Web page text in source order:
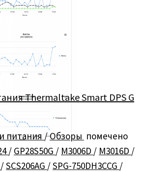
Thermaltake Smart DPS G
питания /Обзоры помечено
/ GP28S50G / M3006D / M3016D /
/SCS206AG /SPG-750DH3CCG /